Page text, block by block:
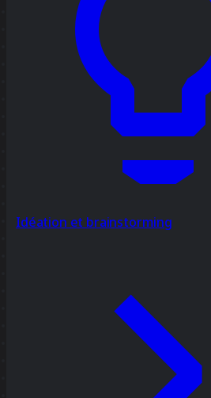
Idéation et brainstorming